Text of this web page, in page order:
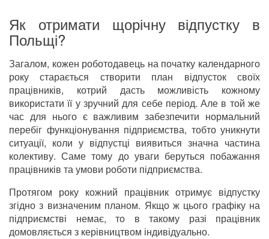
Як отримати щорічну відпустку в
Польщі?
Загалом, кожен роботодавець на початку календарного
року старається створити план відпусток своїх
працівників, котрий дасть можливість кожному
використати її у зручний для себе період. Але в той же
час для нього є важливим забезпечити нормальний
перебіг функціонування підприємства, тобто уникнути
ситуації, коли у відпустці виявиться значна частина
колективу. Саме тому до уваги беруться побажання
працівників та умови роботи підприємства.
Протягом року кожний працівник отримує відпустку
згідно з визначеним планом. Якщо ж цього графіку на
підприємстві немає, то в такому разі працівник
домовляється з керівництвом індивідуально.